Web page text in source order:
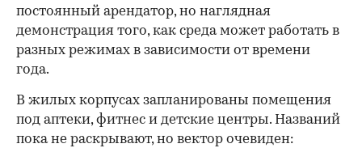
постоянный арендатор, но наглядная
демонстрация того, как среда может работать в
разных режимах в зависимости от времени
года.
В жилых корпусах запланированы помещения
под аптеки, фитнес и детские центры. Названий
пока не раскрывают, но вектор очевиден: